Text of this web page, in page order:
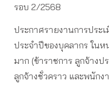
รอบ 2/2568
ประกาศรายงานการประ
ประจำปีของบุคลากร ใน
มาก (ข้าราชการ ลูกจ้างป
ลูกจ้างชั่วคราว และพนักง